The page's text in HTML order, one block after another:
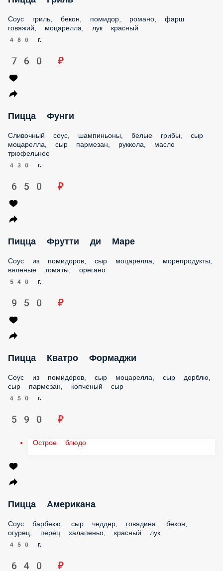
Соус гриль, бекон, помидор, романо, фарш говяжий,
моцарелла, лук красный
480 г.
760 ₽
Пицца Фунги
Сливочный соус, шампиньоны, белые грибы, сыр
моцарелла, сыр пармезан, руккола, масло трюфельное
430 г.
Соус из помидоров, сыр моцарелла, морепродукты,
вяленые томаты, орегано
540 г.
Соус из помидоров, сыр моцарелла, сыр дорблю, сыр
пармезан, копченый сыр
450 г.
Соус барбекю, сыр чеддер, говядина, бекон, огурец, перец
халапеньо, красный лук
450 г.